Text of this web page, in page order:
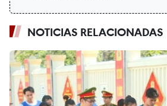
NOTICIAS RELACIONADAS